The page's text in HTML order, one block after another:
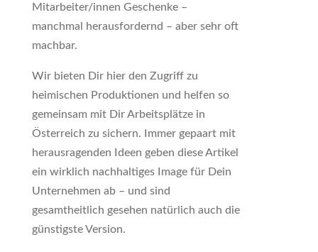
Mitarbeiter/innen Geschenke –
manchmal herausfordernd – aber sehr oft
machbar.
Wir bieten Dir hier den Zugriff zu
heimischen Produktionen und helfen so
gemeinsam mit Dir Arbeitsplätze in
Österreich zu sichern. Immer gepaart mit
herausragenden Ideen geben diese Artikel
ein wirklich nachhaltiges Image für Dein
Unternehmen ab – und sind
gesamtheitlich gesehen natürlich auch die
günstigste Version.